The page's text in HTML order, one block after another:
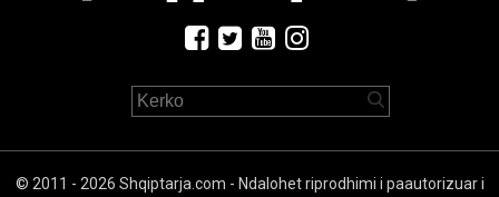
© 2011 - 2026 Shqiptarja.com - Ndalohet riprodhimi i paautorizuar i